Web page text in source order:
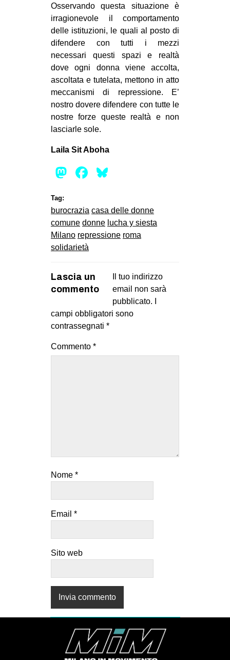
Osservando questa situazione è
irragionevole il comportamento
delle istituzioni, le quali al posto di
difendere con tutti i mezzi
necessari questi spazi e realtà
dove ogni donna viene accolta,
ascoltata e tutelata, mettono in atto
meccanismi di repressione. E’
nostro dovere difendere con tutte le
nostre forze queste realtà e non
lasciarle sole.
Laila Sit Aboha
Mastodon
Facebook
Tag:
burocrazia casa delle donne
comune donne lucha y siesta
Milano repressione roma
solidarietà
Lascia un
commento
Il tuo indirizzo
email non sarà
pubblicato.
campi obbligatori sono
contrassegnati *
Commento *
Nome *
Email *
Sito web